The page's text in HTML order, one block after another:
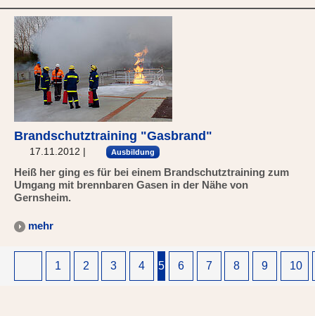
Brandschutztraining "Gasbrand"
17.11.2012 | Ausbildung
Heiß her ging es für bei einem Brandschutztraining zum
Umgang mit brennbaren Gasen in der Nähe von
Gernsheim.
mehr
1 2 3 4 5 6 7 8 9 10